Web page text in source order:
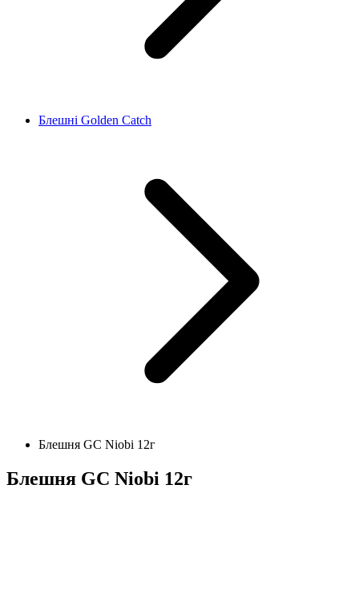
Блешні Golden Catch
Блешня GC Niobi 12г
Блешня GC Niobi 12г